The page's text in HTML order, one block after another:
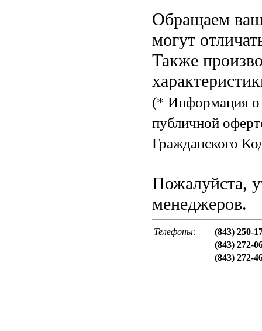
Обращаем
могут
Также
(* Информация о
публичной
Гражданского
Пожалуйста,
менеджеров.
Телефоны:
(843) 250-
(843) 272-
(843) 272-